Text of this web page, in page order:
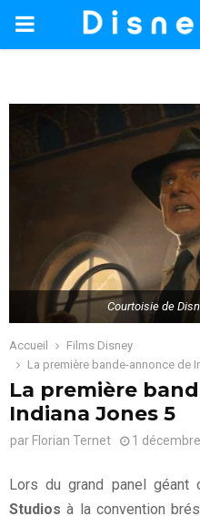
PRIMARY
Courtoisie de
Accueil
Films Disney
La première bande-annonce de
La première
Indiana Jones 5
par Florian Ternet 1
Lors du grand panel géant
Studios à la convention